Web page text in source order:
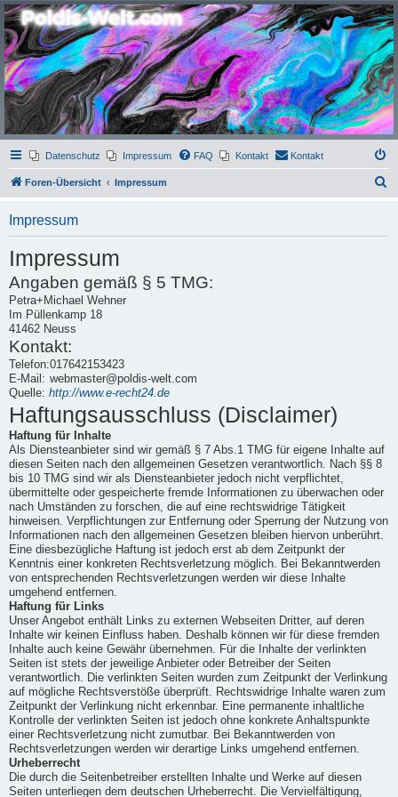
Poldis-Welt.com
Das Forum für Jeans, Sportswear, grosse Grössen und Accessoires
Datenschutz Impressum FAQ Kontakt Kontakt
Foren-Übersicht Impressum
Impressum
Impressum
Angaben gemäß § 5 TMG:
Petra+Michael Wehner
Im Püllenkamp 18
41462 Neuss
Kontakt:
Telefon:017642153423
E-Mail: webmaster@poldis-welt.com
Quelle: http://www.e-recht24.de
Haftungsausschluss (Disclaimer)
Haftung für Inhalte
Als Diensteanbieter sind wir gemäß § 7 Abs.1 TMG für eigene Inhalte auf
diesen Seiten nach den allgemeinen Gesetzen verantwortlich. Nach §§ 8
bis 10 TMG sind wir als Diensteanbieter jedoch nicht verpflichtet,
übermittelte oder gespeicherte fremde Informationen zu überwachen oder
nach Umständen zu forschen, die auf eine rechtswidrige Tätigkeit
hinweisen. Verpflichtungen zur Entfernung oder Sperrung der Nutzung von
Informationen nach den allgemeinen Gesetzen bleiben hiervon unberührt.
Eine diesbezügliche Haftung ist jedoch erst ab dem Zeitpunkt der
Kenntnis einer konkreten Rechtsverletzung möglich. Bei Bekanntwerden
von entsprechenden Rechtsverletzungen werden wir diese Inhalte
umgehend entfernen.
Haftung für Links
Unser Angebot enthält Links zu externen Webseiten Dritter, auf deren
Inhalte wir keinen Einfluss haben. Deshalb können wir für diese fremden
Inhalte auch keine Gewähr übernehmen. Für die Inhalte der verlinkten
Seiten ist stets der jeweilige Anbieter oder Betreiber der Seiten
verantwortlich. Die verlinkten Seiten wurden zum Zeitpunkt der Verlinkung
auf mögliche Rechtsverstöße überprüft. Rechtswidrige Inhalte waren zum
Zeitpunkt der Verlinkung nicht erkennbar. Eine permanente inhaltliche
Kontrolle der verlinkten Seiten ist jedoch ohne konkrete Anhaltspunkte
einer Rechtsverletzung nicht zumutbar. Bei Bekanntwerden von
Rechtsverletzungen werden wir derartige Links umgehend entfernen.
Urheberrecht
Die durch die Seitenbetreiber erstellten Inhalte und Werke auf diesen
Seiten unterliegen dem deutschen Urheberrecht. Die Vervielfältigung,